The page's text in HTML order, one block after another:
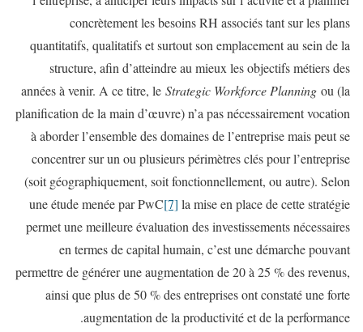
concrètement les besoins RH associés tant sur les plans
quantitatifs, qualitatifs et surtout son emplacement au sein de la
structure, afin d’atteindre au mieux les objectifs métiers des
années à venir. A ce titre, le Strategic Workforce Planning ou (la
planification de la main d’œuvre) n’a pas nécessairement vocation
à aborder l’ensemble des domaines de l’entreprise mais peut se
concentrer sur un ou plusieurs périmètres clés pour l’entreprise
(soit géographiquement, soit fonctionnellement, ou autre). Selon
une étude menée par PwC[7] la mise en place de cette stratégie
permet une meilleure évaluation des investissements nécessaires
en termes de capital humain, c’est une démarche pouvant
permettre de générer une augmentation de 20 à 25 % des revenus,
ainsi que plus de 50 % des entreprises ont constaté une forte
augmentation de la productivité et de la performance.